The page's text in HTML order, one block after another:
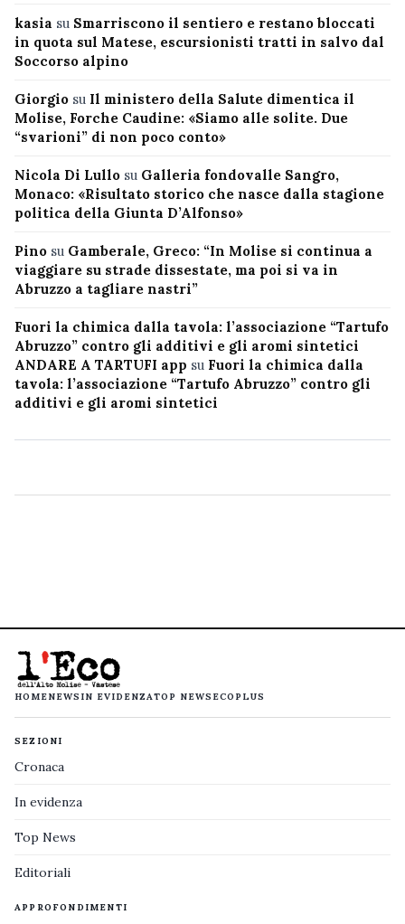
kasia su Smarriscono il sentiero e restano bloccati
in quota sul Matese, escursionisti tratti in salvo dal
Soccorso alpino
Giorgio su Il ministero della Salute dimentica il
Molise, Forche Caudine: «Siamo alle solite. Due
“svarioni” di non poco conto»
Nicola Di Lullo su Galleria fondovalle Sangro,
Monaco: «Risultato storico che nasce dalla stagione
politica della Giunta D’Alfonso»
Pino su Gamberale, Greco: “In Molise si continua a
viaggiare su strade dissestate, ma poi si va in
Abruzzo a tagliare nastri”
Fuori la chimica dalla tavola: l’associazione “Tartufo
Abruzzo” contro gli additivi e gli aromi sintetici
ANDARE A TARTUFI app su Fuori la chimica dalla
tavola: l’associazione “Tartufo Abruzzo” contro gli
additivi e gli aromi sintetici
HOMENEWS IN EVIDENZATOP NEWS ECOPLUS
SEZIONI
Cronaca
In evidenza
Top News
Editoriali
APPROFONDIMENTI